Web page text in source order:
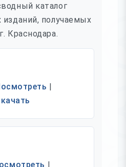
каталог
изданий, получаемых
Краснодара.
|
|